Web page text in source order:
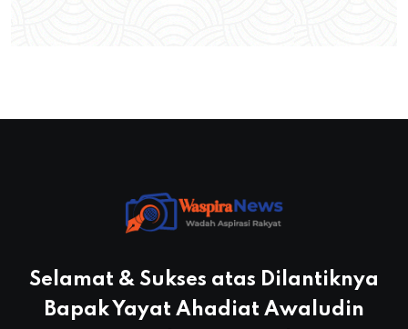
Selamat & Sukses atas Dilantiknya
Bapak Yayat Ahadiat Awaludin